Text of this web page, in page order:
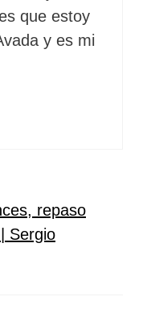
que estoy
y es mi
repaso
Sergio